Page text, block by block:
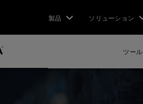
製品 ソリューション
KATANA
FAQS
ツール